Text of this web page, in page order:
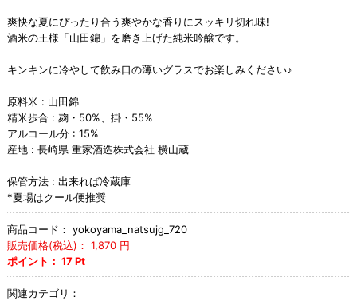
爽快な夏にぴったり合う爽やかな香りにスッキリ切れ味!
酒米の王様「山田錦」を磨き上げた純米吟醸です。
キンキンに冷やして飲み口の薄いグラスでお楽しみください♪
原料米 : 山田錦
精米歩合 : 麹・50%、掛・55%
アルコール分 : 15%
産地 : 長崎県 重家酒造株式会社 横山蔵
保管方法 : 出来れば冷蔵庫
*夏場はクール便推奨
商品コード： yokoyama_natsujg_720
販売価格(税込)： 1,870円
ポイント： 17Pt
関連カテゴリ：